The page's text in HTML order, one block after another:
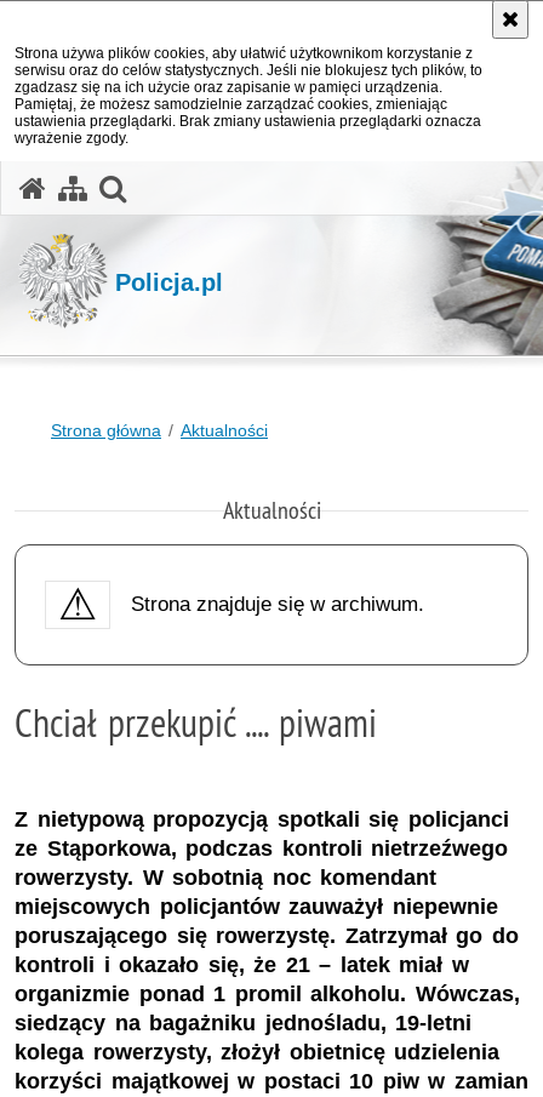
Strona używa plików cookies, aby ułatwić użytkownikom korzystanie z
serwisu oraz do celów statystycznych. Jeśli nie blokujesz tych plików, to
zgadzasz się na ich użycie oraz zapisanie w pamięci urządzenia.
Pamiętaj, że możesz samodzielnie zarządzać cookies, zmieniając
ustawienia przeglądarki. Brak zmiany ustawienia przeglądarki oznacza
wyrażenie zgody.
Policja.pl
Strona główna Aktualności
Aktualności
Strona znajduje się w archiwum.
Chciał przekupić .... piwami
Z nietypową propozycją spotkali się policjanci
ze Stąporkowa, podczas kontroli nietrzeźwego
rowerzysty. W sobotnią noc komendant
miejscowych policjantów zauważył niepewnie
poruszającego się rowerzystę. Zatrzymał go do
kontroli i okazało się, że 21 – latek miał w
organizmie ponad 1 promil alkoholu. Wówczas,
siedzący na bagażniku jednośladu, 19-letni
kolega rowerzysty, złożył obietnicę udzielenia
korzyści majątkowej w postaci 10 piw w zamian